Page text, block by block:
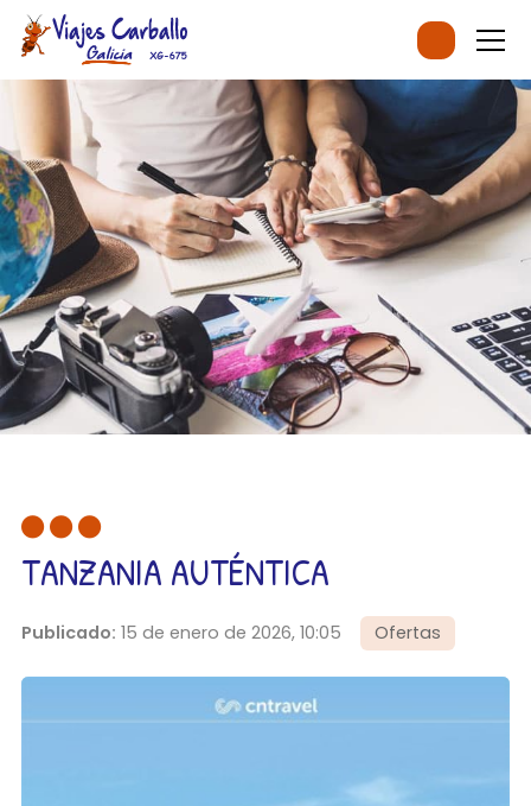
TANZANIA AUTÉNTICA
Publicado: 15 de enero de 2026, 10:05 Ofertas